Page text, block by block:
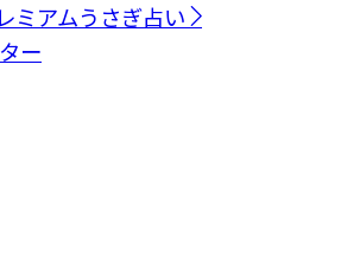
ミアムうさぎ占い
ー